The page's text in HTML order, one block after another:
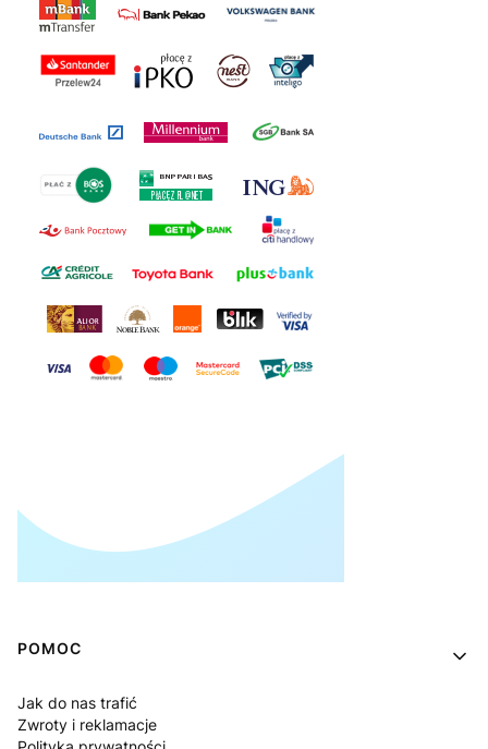
Linki w stopce
POMOC
Jak do nas trafić
Zwroty i reklamacje